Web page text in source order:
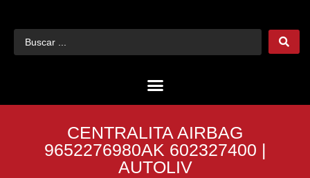
CENTRALITA AIRBAG
9652276980AK 602327400 |
AUTOLIV